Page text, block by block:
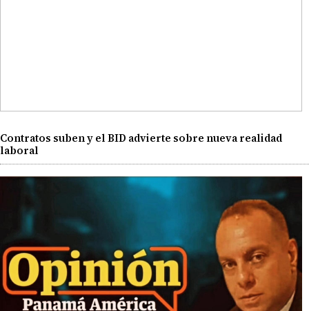
Contratos suben y el BID advierte sobre nueva realidad
laboral